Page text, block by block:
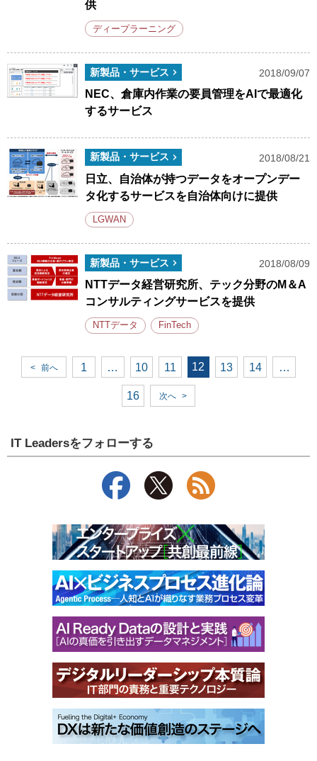
供
ディープラーニング
新製品・サービス 2018/09/07
NEC、倉庫内作業の要員管理をAIで最適化
するサービス
新製品・サービス 2018/08/21
日立、自治体が持つデータをオープンデー
タ化するサービスを自治体向けに提供
LGWAN
新製品・サービス 2018/08/09
NTTデータ経営研究所、テック分野のM＆A
コンサルティングサービスを提供
NTTデータ FinTech
< 前へ 1 … 10 11 12 13 14 …
16 次へ >
IT Leadersをフォローする